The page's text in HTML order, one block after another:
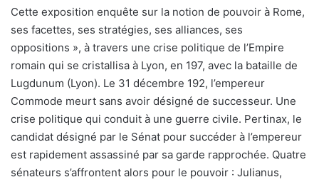
Cette exposition enquête sur la notion de pouvoir à Rome,
ses facettes, ses stratégies, ses alliances, ses
oppositions », à travers une crise politique de l’Empire
romain qui se cristallisa à Lyon, en 197, avec la bataille de
Lugdunum (Lyon). Le 31 décembre 192, l’empereur
Commode meurt sans avoir désigné de successeur. Une
crise politique qui conduit à une guerre civile. Pertinax, le
candidat désigné par le Sénat pour succéder à l’empereur
est rapidement assassiné par sa garde rapprochée. Quatre
sénateurs s’affrontent alors pour le pouvoir : Julianus,